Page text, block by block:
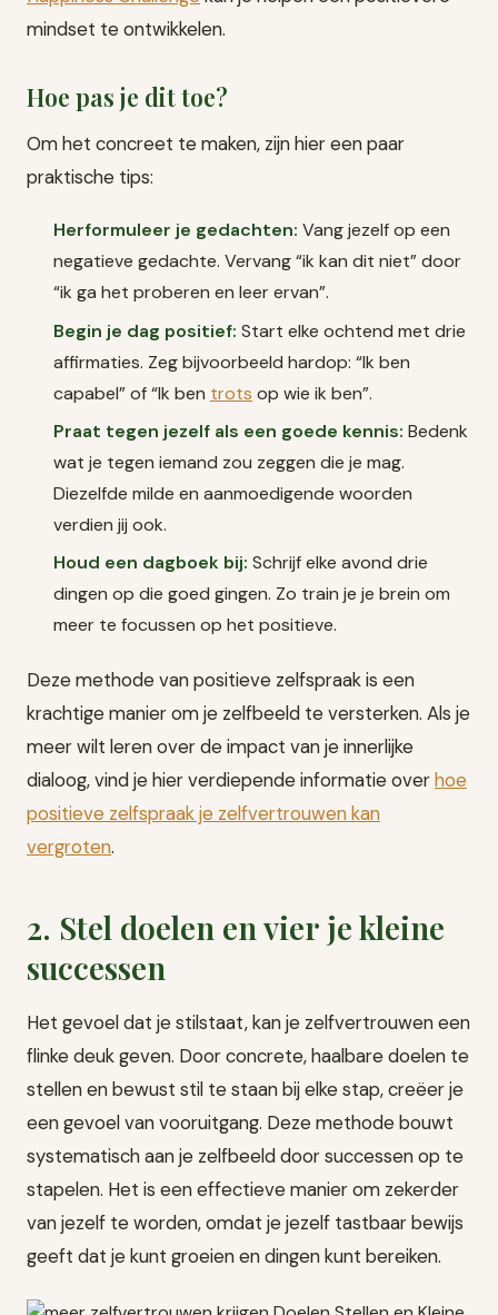
mindset te ontwikkelen.
Hoe pas je dit toe?
Om het concreet te maken, zijn hier een paar
praktische tips:
Herformuleer je gedachten: Vang jezelf op een
negatieve gedachte. Vervang “ik kan dit niet” door
“ik ga het proberen en leer ervan”.
Begin je dag positief: Start elke ochtend met drie
affirmaties. Zeg bijvoorbeeld hardop: “Ik ben
capabel” of “Ik ben trots op wie ik ben”.
Praat tegen jezelf als een goede kennis: Bedenk
wat je tegen iemand zou zeggen die je mag.
Diezelfde milde en aanmoedigende woorden
verdien jij ook.
Houd een dagboek bij: Schrijf elke avond drie
dingen op die goed gingen. Zo train je je brein om
meer te focussen op het positieve.
Deze methode van positieve zelfspraak is een
krachtige manier om je zelfbeeld te versterken. Als je
meer wilt leren over de impact van je innerlijke
dialoog, vind je hier verdiepende informatie overhoe
positieve zelfspraak je zelfvertrouwen kan
vergroten.
2. Stel doelen en vier je kleine
successen
Het gevoel dat je stilstaat, kan je zelfvertrouwen een
flinke deuk geven. Door concrete, haalbare doelen te
stellen en bewust stil te staan bij elke stap, creëer je
een gevoel van vooruitgang. Deze methode bouwt
systematisch aan je zelfbeeld door successen op te
stapelen. Het is een effectieve manier om zekerder
van jezelf te worden, omdat je jezelf tastbaar bewijs
geeft dat je kunt groeien en dingen kunt bereiken.